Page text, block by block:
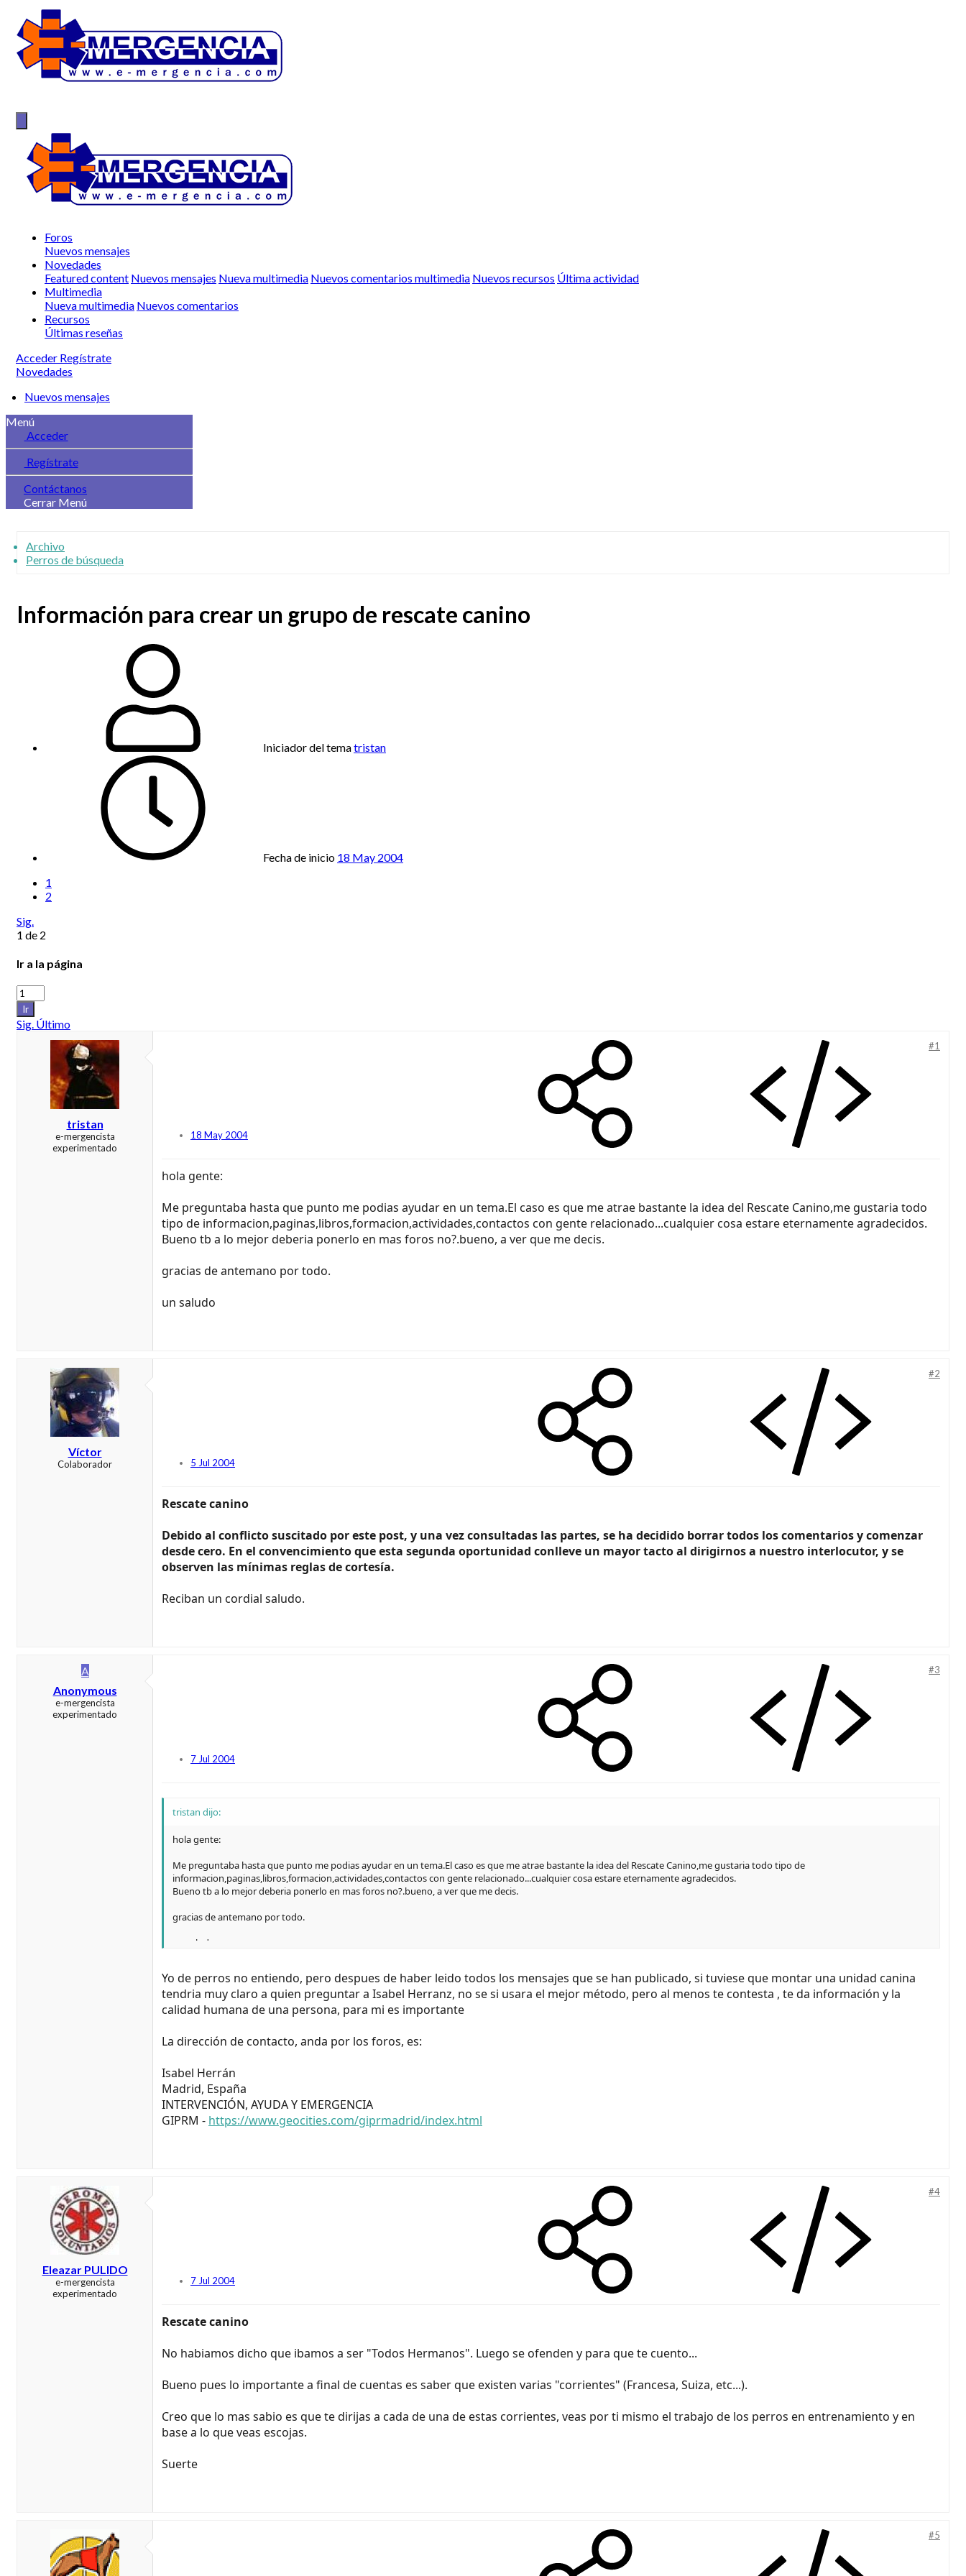
Foros
Nuevos mensajes
Novedades
Featured content Nuevos mensajes Nueva multimedia Nuevos comentarios multimedia Nuevos recursos Última actividad
Multimedia
Nueva multimedia Nuevos comentarios
Recursos
Últimas reseñas
Acceder Regístrate
Novedades
Nuevos mensajes
Menú
Acceder
Regístrate
Contáctanos
Cerrar Menú
Archivo
Perros de búsqueda
Información para crear un grupo de rescate canino
Iniciador del tematristan
Fecha de inicio 18 May 2004
1
2
Sig.
1 de 2
Ir a la página
Ir
Sig. Último
tristan
e-mergencista
experimentado
18 May 2004
#1
hola gente:
Me preguntaba hasta que punto me podias ayudar en un tema.El caso es que me atrae bastante la idea del Rescate Canino,me gustaria todo
tipo de informacion,paginas,libros,formacion,actividades,contactos con gente relacionado...cualquier cosa estare eternamente agradecidos.
Bueno tb a lo mejor deberia ponerlo en mas foros no?.bueno, a ver que me decis.
gracias de antemano por todo.
un saludo
Víctor
Colaborador 5 Jul 2004
#2
Rescate canino
Debido al conflicto suscitado por este post, y una vez consultadas las partes, se ha decidido borrar todos los comentarios y comenzar
desde cero. En el convencimiento que esta segunda oportunidad conlleve un mayor tacto al dirigirnos a nuestro interlocutor, y se
observen las mínimas reglas de cortesía.
Reciban un cordial saludo.
A
Anonymous
e-mergencista
experimentado
7 Jul 2004
#3
tristan dijo:
hola gente:
Me preguntaba hasta que punto me podias ayudar en un tema.El caso es que me atrae bastante la idea del Rescate Canino,me gustaria todo tipo de
informacion,paginas,libros,formacion,actividades,contactos con gente relacionado...cualquier cosa estare eternamente agradecidos.
Bueno tb a lo mejor deberia ponerlo en mas foros no?.bueno, a ver que me decis.
gracias de antemano por todo.
un saludo
Yo de perros no entiendo, pero despues de haber leido todos los mensajes que se han publicado, si tuviese que montar una unidad canina
tendria muy claro a quien preguntar a Isabel Herranz, no se si usara el mejor método, pero al menos te contesta , te da información y la
calidad humana de una persona, para mi es importante
La dirección de contacto, anda por los foros, es:
Isabel Herrán
Madrid, España
INTERVENCIÓN, AYUDA Y EMERGENCIA
GIPRM - https://www.geocities.com/giprmadrid/index.html
Eleazar PULIDO
e-mergencista
experimentado
7 Jul 2004
#4
Rescate canino
No habiamos dicho que ibamos a ser "Todos Hermanos". Luego se ofenden y para que te cuento...
Bueno pues lo importante a final de cuentas es saber que existen varias "corrientes" (Francesa, Suiza, etc...).
Creo que lo mas sabio es que te dirijas a cada de una de estas corrientes, veas por ti mismo el trabajo de los perros en entrenamiento y en
base a lo que veas escojas.
Suerte
#5